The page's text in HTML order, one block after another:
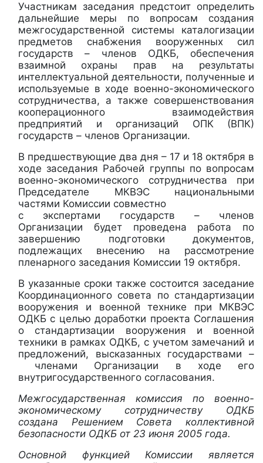
Участникам заседания предстоит определить
дальнейшие меры по вопросам создания
межгосударственной системы каталогизации
предметов снабжения вооруженных сил
государств – членов ОДКБ, обеспечения
взаимной охраны прав на результаты
интеллектуальной деятельности, полученные и
используемые в ходе военно-экономического
сотрудничества, а также совершенствования
кооперационного взаимодействия
предприятий и организаций ОПК (ВПК)
государств – членов Организации.
В предшествующие два дня – 17 и 18 октября в
ходе заседания Рабочей группы по вопросам
военно-экономического сотрудничества при
Председателе МКВЭС национальными
частями Комиссии совместно
с экспертами государств – членов
Организации будет проведена работа по
завершению подготовки документов,
подлежащих внесению на рассмотрение
пленарного заседания Комиссии 19 октября.
В указанные сроки также состоится заседание
Координационного совета по стандартизации
вооружения и военной технике при МКВЭС
ОДКБ с целью доработки проекта Соглашения
о стандартизации вооружения и военной
техники в рамках ОДКБ, с учетом замечаний и
предложений, высказанных государствами –
членами Организации в ходе его
внутригосударственного согласования.
Межгосударственная комиссия по военно-
экономическому сотрудничеству ОДКБ
создана Решением Совета коллективной
безопасности ОДКБ от 23 июня 2005 года.
Основной функцией Комиссии является